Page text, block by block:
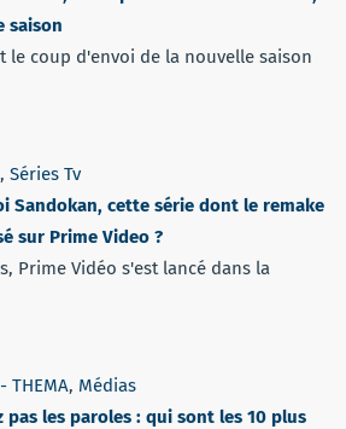
saison
le coup d'envoi de la nouvelle saison
, Séries Tv
Sandokan, cette série dont le remake
sur Prime Video ?
Prime Vidéo s'est lancé dans la
THEMA, Médias
pas les paroles : qui sont les 10 plus